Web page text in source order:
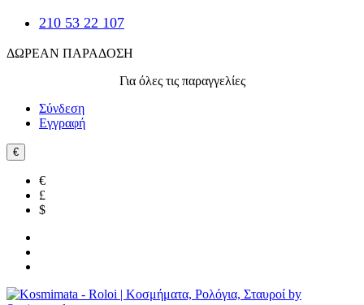
210 53 22 107
ΔΩΡΕΑΝ ΠΑΡΑΔΟΣΗ
Για όλες τις παραγγελίες
Σύνδεση
Εγγραφή
€
€
£
$